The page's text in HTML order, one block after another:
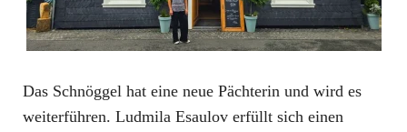
Das Schnöggel hat eine neue Pächterin und wird es
weiterführen. Ludmila Esaulov erfüllt sich einen